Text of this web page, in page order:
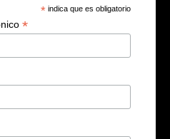
* indica que es obligatorio
*